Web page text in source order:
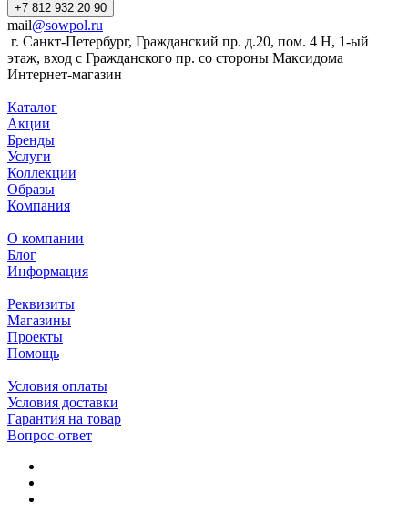
+7 812 932 20 90
mail@sowpol.ru
г. Санкт-Петербург, Гражданский пр. д.20, пом. 4 Н, 1-ый
этаж, вход с Гражданского пр. со стороны Максидома
Интернет-магазин
Каталог
Акции
Бренды
Услуги
Коллекции
Образы
Компания
О компании
Блог
Информация
Реквизиты
Магазины
Проекты
Помощь
Условия оплаты
Условия доставки
Гарантия на товар
Вопрос-ответ